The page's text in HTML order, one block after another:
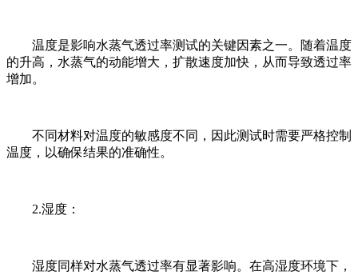
温度是影响水蒸气透过率测试的关键因素之一。随着温度
的升高，水蒸气的动能增大，扩散速度加快，从而导致透过率
增加。
不同材料对温度的敏感度不同，因此测试时需要严格控制
温度，以确保结果的准确性。
2.湿度：
湿度同样对水蒸气透过率有显著影响。在高湿度环境下，